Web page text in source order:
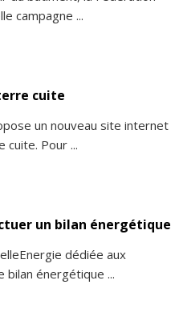
campagne ...
cuite
un nouveau site internet
Pour ...
un bilan énergétique
dédiée aux
énergétique ...